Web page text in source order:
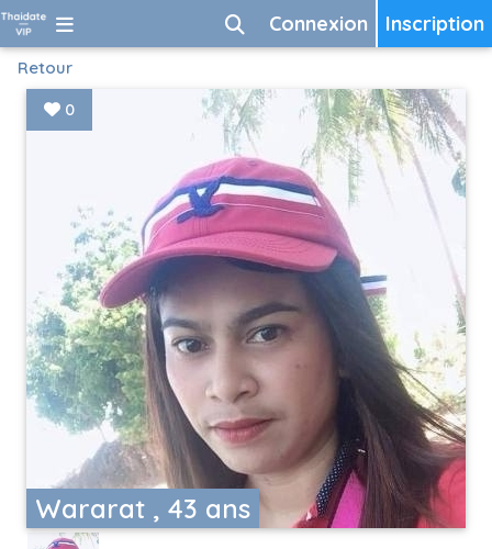
Inscription
Connexion
Retour
Wararat , 43 ans
0